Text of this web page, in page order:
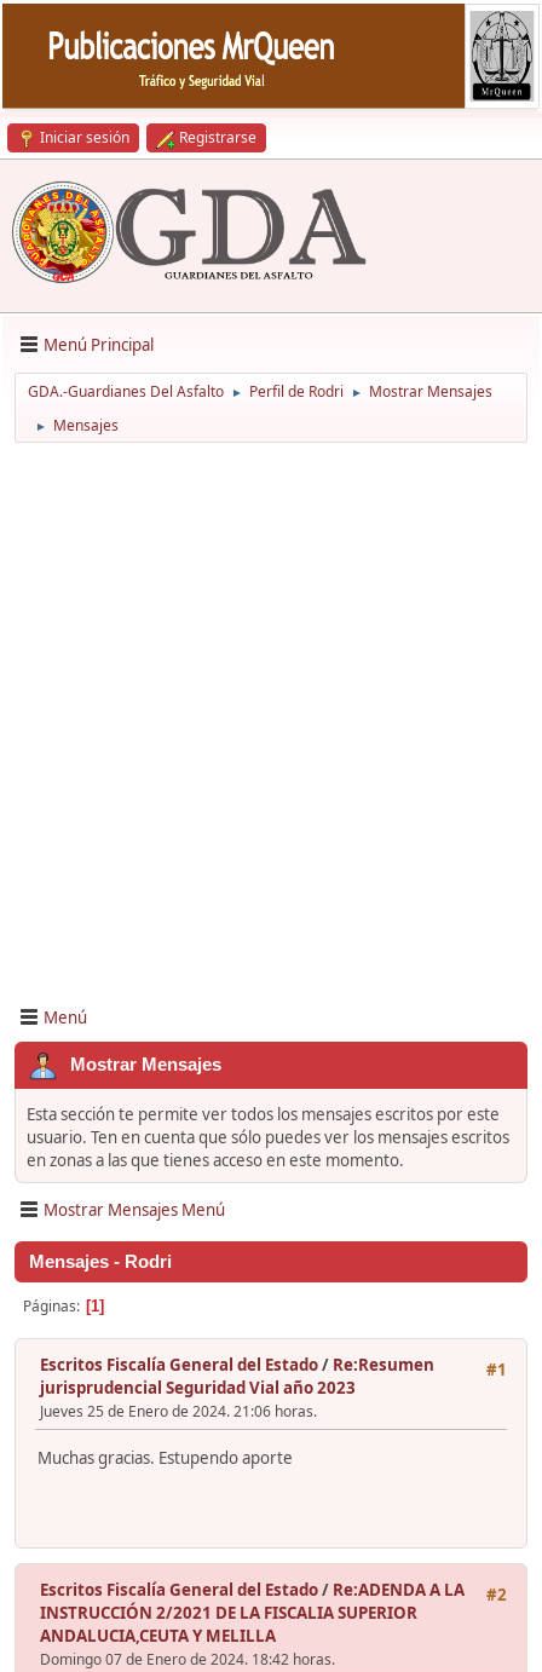
Iniciar sesión Registrarse
Menú Principal
GDA.-Guardianes Del Asfalto ► Perfil de Rodri ► Mostrar Mensajes
► Mensajes
Menú
Mostrar Mensajes
Esta sección te permite ver todos los mensajes escritos por este
usuario. Ten en cuenta que sólo puedes ver los mensajes escritos
en zonas a las que tienes acceso en este momento.
Mostrar Mensajes Menú
Mensajes - Rodri
Páginas 1
#1
Escritos Fiscalía General del Estado/ Re:Resumen
jurisprudencial Seguridad Vial año 2023
Jueves 25 de Enero de 2024. 21:06 horas.
Muchas gracias. Estupendo aporte
#2
Escritos Fiscalía General del Estado/ Re:ADENDA A LA
INSTRUCCIÓN 2/2021 DE LA FISCALIA SUPERIOR
ANDALUCIA,CEUTA Y MELILLA
Domingo 07 de Enero de 2024. 18:42 horas.